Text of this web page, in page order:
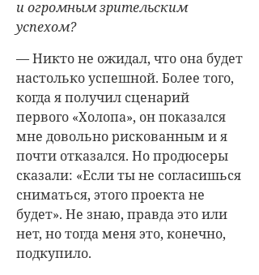
и огромным зрительским
успехом?
— Никто не ожидал, что она будет
настолько успешной. Более того,
когда я получил сценарий
первого «Холопа», он показался
мне довольно рискованным и я
почти отказался. Но продюсеры
сказали: «Если ты не согласишься
сниматься, этого проекта не
будет». Не знаю, правда это или
нет, но тогда меня это, конечно,
подкупило.